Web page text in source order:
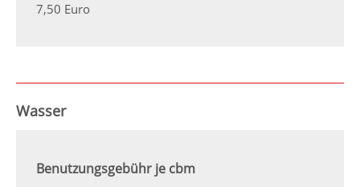
7,50 Euro
Wasser
Benutzungsgebühr je cbm